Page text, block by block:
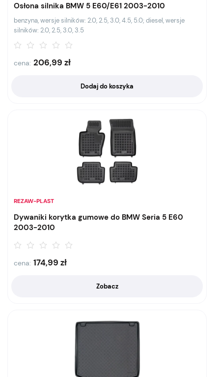
Osłona silnika BMW 5 E60/E61 2003-2010
benzyna, wersje silników: 2.0, 2.5, 3.0, 4.5, 5.0; diesel, wersje
silników: 2.0, 2.5, 3.0, 3.5
cena: 206,99 zł
Dodaj do koszyka
REZAW-PLAST
Dywaniki korytka gumowe do BMW Seria 5 E60
2003-2010
cena: 174,99 zł
Zobacz